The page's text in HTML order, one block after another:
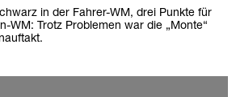
in der Fahrer-WM, drei Punkte für
WM: Trotz Problemen war die „Monte“